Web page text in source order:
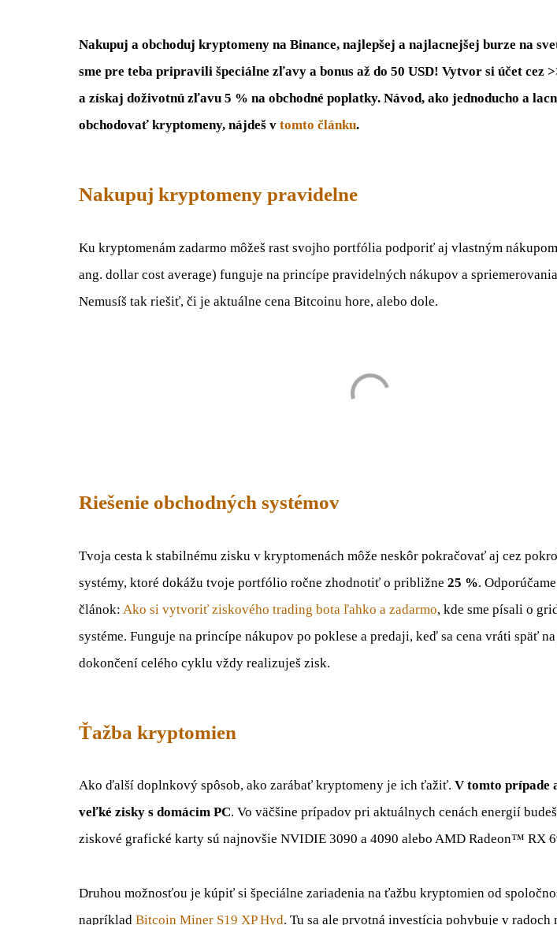
Nakupuj a obchoduj kryptomeny na Binance, najlepšej a najlacnejšej burze na
sme pre teba pripravili špeciálne zľavy a bonus až do 50 USD! Vytvor si účet cez
a získaj doživotnú zľavu 5 % na obchodné poplatky. Návod, ako jednoducho a
obchodovať kryptomeny, nájdeš v tomto článku.
Nakupuj kryptomeny pravidelne
Ku kryptomenám zadarmo môžeš rast svojho portfólia podporiť aj vlastným
ang. dollar cost average) funguje na princípe pravidelných nákupov a
Nemusíš tak riešiť, či je aktuálne cena Bitcoinu hore, alebo dole.
Riešenie obchodných systémov
Tvoja cesta k stabilnému zisku v kryptomenách môže neskôr pokračovať aj cez
systémy, ktoré dokážu tvoje portfólio ročne zhodnotiť o približne 25 %.
článok: Ako si vytvoriť ziskového trading bota ľahko a zadarmo, kde sme písali o
systéme. Funguje na princípe nákupov po poklese a predaji, keď sa cena vráti späť
dokončení celého cyklu vždy realizuješ zisk.
Ťažba kryptomien
Ako ďalší doplnkový spôsob, ako zarábať kryptomeny je ich ťažiť. V tomto prípade
veľké zisky s domácim PC. Vo väčšine prípadov pri aktuálnych cenách energií
ziskové grafické karty sú najnovšie NVIDIE 3090 a 4090 alebo AMD Radeon™ RX
Druhou možnosťou je kúpiť si špeciálne zariadenia na ťažbu kryptomien od
napríklad Bitcoin Miner S19 XP Hyd. Tu sa ale prvotná investícia pohybuje v